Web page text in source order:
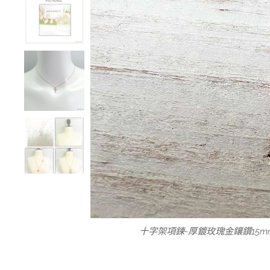
十字架項鍊-厚鍍玫瑰金鑲鑽
十字架項鍊 厚鍍玫瑰金鑲鑽
JOYSTONE 十字架項鍊 厚鍍玫瑰
JOYSTONE 十字架項鍊 厚鍍
JOYSTONE 十字架項鍊 厚鍍玫